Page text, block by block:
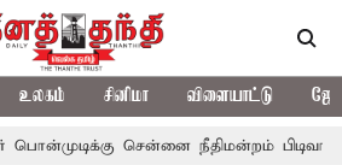
உலகம் சினிமா விளையாட்டு
சென்னை நீதிமன்றம் பிடிவாராண்ட்